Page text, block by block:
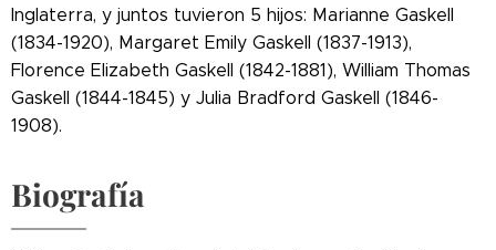
Inglaterra, y juntos tuvieron 5 hijos: Marianne Gaskell
(1834-1920), Margaret Emily Gaskell (1837-1913),
Florence Elizabeth Gaskell (1842-1881), William Thomas
Gaskell (1844-1845) y Julia Bradford Gaskell (1846-
1908).
Biografía